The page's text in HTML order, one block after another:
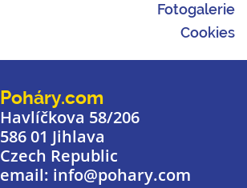
Fotogalerie
Cookies
Poháry.com
Havlíčkova 58/206
586 01 Jihlava
Czech Republic
email: info@pohary.com